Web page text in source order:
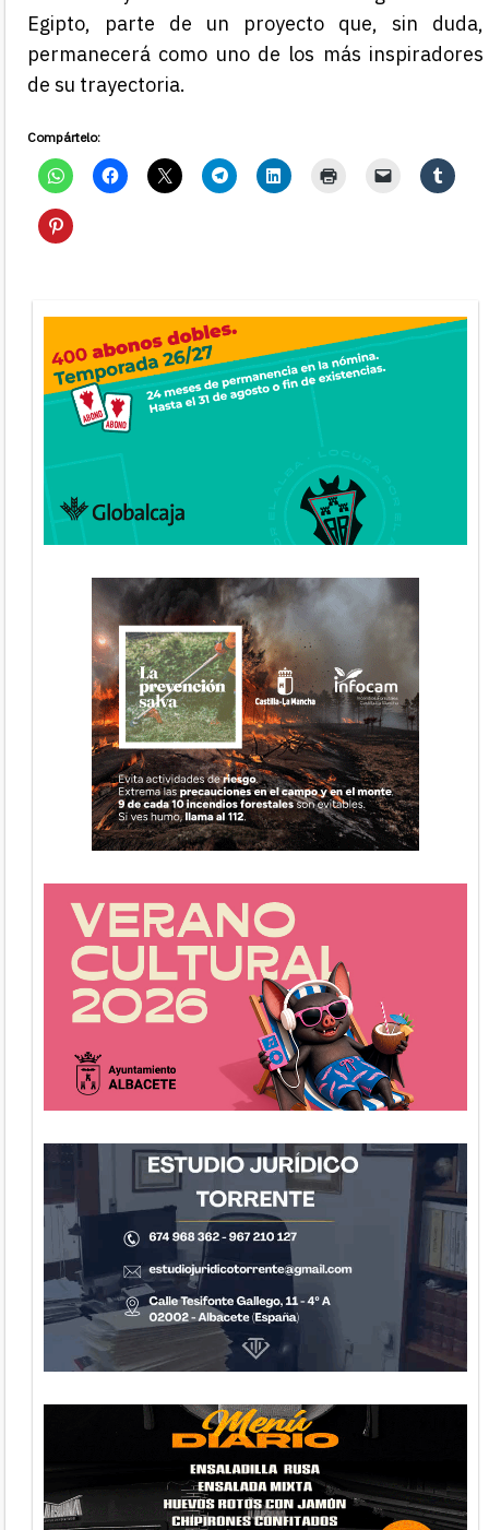
Egipto, parte de un proyecto que, sin duda,
permanecerá como uno de los más inspiradores
de su trayectoria.
Compártelo: